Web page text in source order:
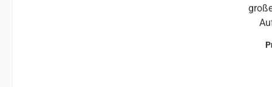
großem